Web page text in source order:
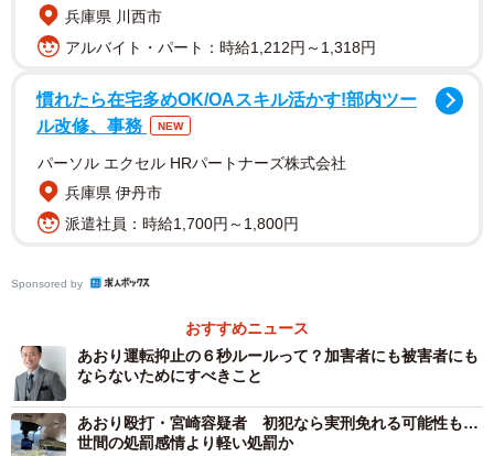
うなポスターを描きたいと考え描いたそうです。弟はテレ
ビでドライブレコーダーの映像を見て、昔あおり運転の事
をする人がいるんだと言っていました」と話した。
さらにポスターには細かい描写も。「ナンバープレート
は、本当のナンバーを書いてはいけないと考えていたとこ
ろ名前がちょうど数字で表せることに気づきこれにしたそ
だ。それなのになくならないあおり運転、中学2年生が描い
た「あおり ダメ 絶対」のポスターは大人への強烈なメ
ッセージとなった。
兵庫県 川西市
アルバイト・パート：時給1,212円～1,318円
慣れたら在宅多めOK/OAスキル活かす!部内ツー
ル改修、事務
NEW
パーソル エクセル HRパートナーズ株式会社
兵庫県 伊丹市
派遣社員：時給1,700円～1,800円
Sponsored by
おすすめニュース
あおり運転抑止の６秒ルールって？加害者にも被害者にも
ならないためにすべきこと
あおり殴打・宮崎容疑者 初犯なら実刑免れる可能性も…
世間の処罰感情より軽い処罰か